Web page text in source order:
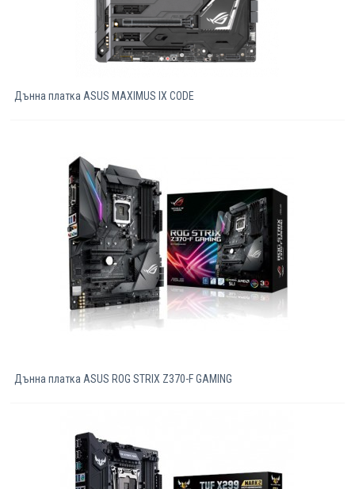
Дънна платка ASUS MAXIMUS IX CODE
Дънна платка ASUS ROG STRIX Z370-F GAMING